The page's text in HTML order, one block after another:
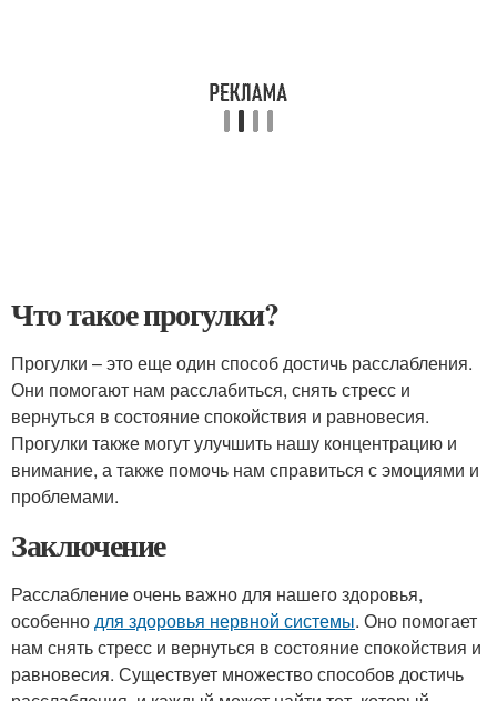
Что такое прогулки?
Прогулки – это еще один способ достичь расслабления.
Они помогают нам расслабиться, снять стресс и
вернуться в состояние спокойствия и равновесия.
Прогулки также могут улучшить нашу концентрацию и
внимание, а также помочь нам справиться с эмоциями и
проблемами.
Заключение
Расслабление очень важно для нашего здоровья,
особеннодля здоровья нервной системы. Оно помогает
нам снять стресс и вернуться в состояние спокойствия и
равновесия. Существует множество способов достичь